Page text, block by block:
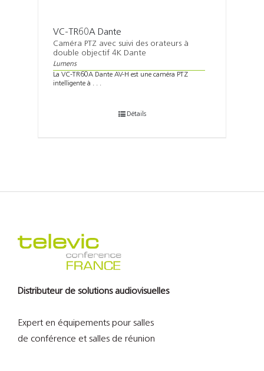
VC-TR60A Dante
Caméra PTZ avec suivi des orateurs à
double objectif 4K Dante
Lumens
La VC-TR60A Dante AV-H est une caméra PTZ
intelligente à . . .
Détails
Distributeur de solutions audiovisuelles
Expert en équipements pour salles
de conférence et salles de réunion